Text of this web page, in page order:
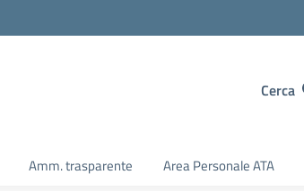
Cerca
Amm. trasparente Area Personale ATA